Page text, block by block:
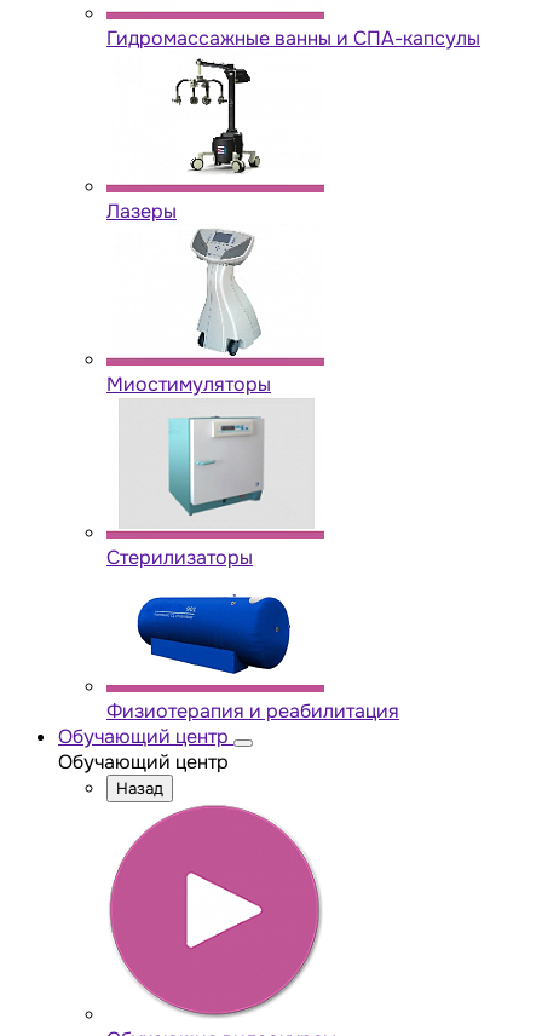
Гидромассажные ванны и СПА-капсулы
Лазеры
Миостимуляторы
Стерилизаторы
Физиотерапия и реабилитация
Обучающий центр
Обучающий центр
Назад